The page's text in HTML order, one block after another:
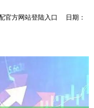
官方网站登陆入口
日期：